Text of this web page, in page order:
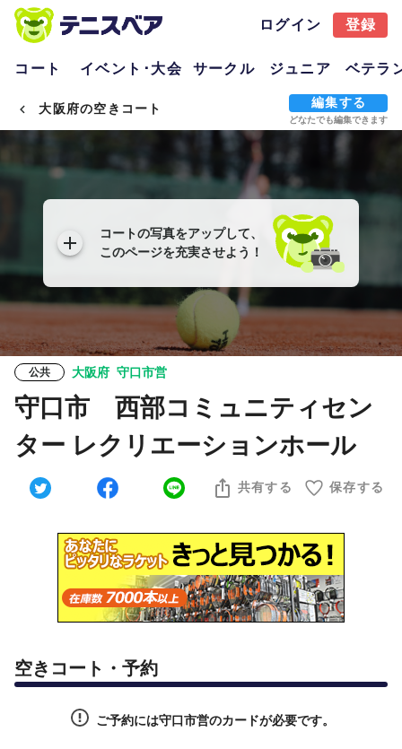
ログイン 登録
コート イベント･大会 サークル ジュニア ベテラ
大阪府の空きコート 編集する
どなたでも編集できます
コートの写真をアップして、
このページを充実させよう！
公共 大阪府 守口市営
守口市 西部コミュニティセン
ター レクリエーションホール
共有する 保存する
空きコート・予約
ご予約には守口市営のカードが必要です。